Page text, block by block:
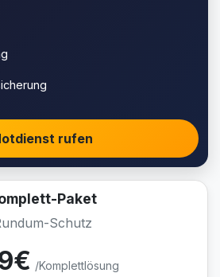
rufen
Paket
Schutz
/Komplettlösung